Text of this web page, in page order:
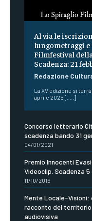
Al via le
lungometraggi
Filmfestival
Scadenza: 21
Redazione
La XV edizione si terrà
aprile 2025 [.....]
Concorso letterario
scadenza bando 31
04/01/2021
Premio Innocenti
Videoclip. Scadenza 5
11/10/2016
Mente Locale-Visioni:
racconto del
audiovisiva